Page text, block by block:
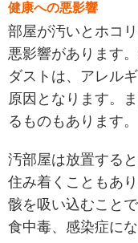
健康への悪影響
部屋が汚いとホコ
悪影響があります
ダストは、アレル
原因となります。
るものもあります。
汚部屋は放置する
住み着くこともあ
骸を吸い込むこと
食中毒、感染症に